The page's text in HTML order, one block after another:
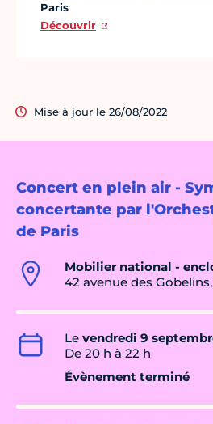
Concert en plein air -
concertante par
de Paris
Mobilier national -
42 avenue des
Le vendredi 9
De 20 h à 22 h
Évènement terminé
Paris
Découvrir
Mise à jour le 26/08/2022